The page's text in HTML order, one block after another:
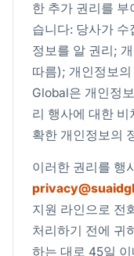
한 추가 권리를
습니다: 당사가 수
정보를 알 권리;
따름); 개인정보
Global은 개인정
리 행사에 대한
확한 개인정보의
이러한 권리를 행
지원 라인으로 전
처리하기 전에 귀
하는 대로 45일